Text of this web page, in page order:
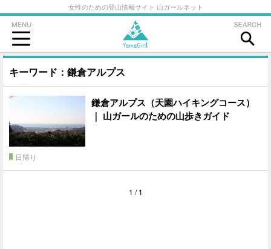
女性のための登山情報サイト 山ガールネット
キーワード：鎌倉アルプス
鎌倉アルプス（天園ハイキングコース）
｜ 山ガールのための山歩きガイド
日帰り
1 / 1